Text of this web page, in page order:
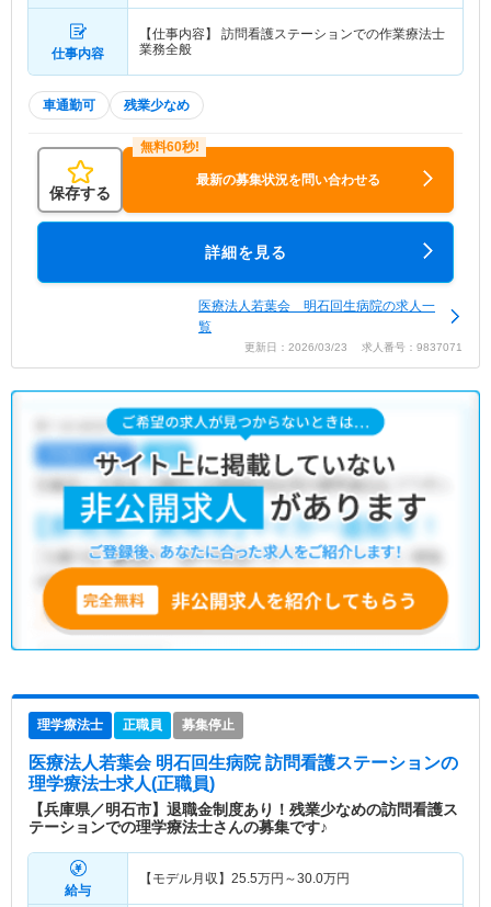
仕事内容
【仕事内容】 訪問看護ステーションでの作業療法士
業務全般
車通勤可 残業少なめ
保存する
最新の募集状況を問い合わせる
詳細を見る
医療法人若葉会 明石回生病院の求人一
覧
更新日：2026/03/23 求人番号：9837071
理学療法士 正職員 募集停止
医療法人若葉会 明石回生病院 訪問看護ステーションの
理学療法士求人(正職員)
【兵庫県／明石市】退職金制度あり！残業少なめの訪問看護ス
テーションでの理学療法士さんの募集です♪
給与
【モデル月収】 25.5万円～30.0万円